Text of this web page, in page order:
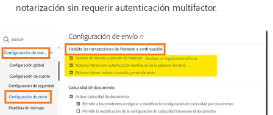
notarización sin requerir autenticación multifactor.